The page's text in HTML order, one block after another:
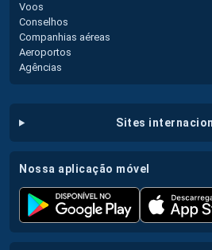
Voos
Conselhos
Companhias aéreas
Aeroportos
Agências
sites
nossa aplicação móvel